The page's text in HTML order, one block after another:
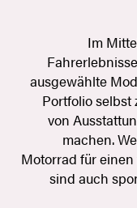
Im
ausgewählte
Portfolio selbst
von
machen.
Motorrad für
sind auch